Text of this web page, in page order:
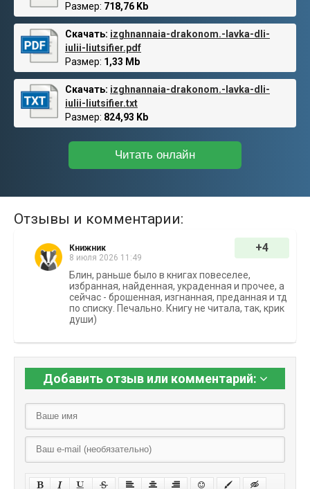
Размер: 718,76 Kb
Скачать: izghnannaia-drakonom.-lavka-dli-
iulii-liutsifier.pdf
Размер: 1,33 Mb
Скачать: izghnannaia-drakonom.-lavka-dli-
iulii-liutsifier.txt
Размер: 824,93 Kb
Читать онлайн
Отзывы и комментарии:
Книжник
8 июля 2026 11:49
+4
Блин, раньше было в книгах повеселее,
избранная, найденная, украденная и прочее, а
сейчас - брошенная, изгнанная, преданная и тд
по списку. Печально. Книгу не читала, так, крик
души)
Добавить отзыв или комментарий: